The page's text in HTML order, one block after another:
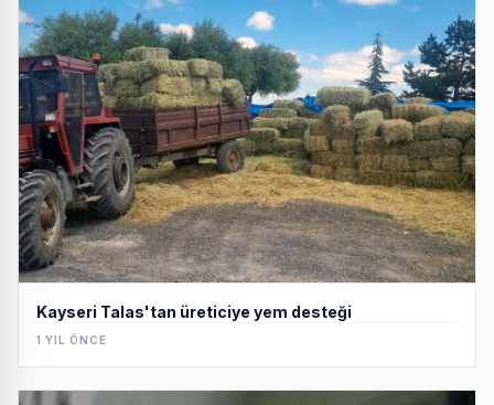
Kayseri Talas'tan üreticiye yem desteği
1 YIL ÖNCE